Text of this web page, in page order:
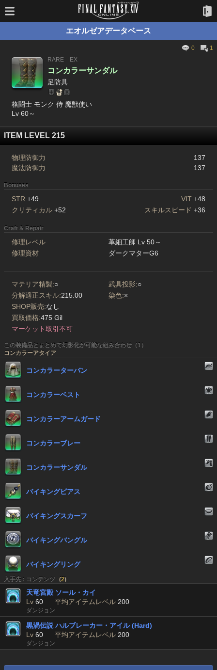
エオルゼアデータベース
0
1
RARE
EX
コンカラーサンダル
足防具
格闘士 モンク 侍 魔獣使い
Lv 60～
ITEM LEVEL 215
物理防御力
137
魔法防御力
137
Bonuses
STR +49 VIT +48
クリティカル +52 スキルスピード +36
Craft & Repair
修理レベル
革細工師 Lv 50～
修理資材
ダークマターG6
マテリア精製:○ 武具投影:○
分解適正スキル:215.00 染色:×
SHOP販売:なし
買取価格:475 Gil
マーケット取引不可
この装備品とまとめて幻影化が可能な組み合わせ（1）
コンカラーアタイア
コンカラーターバン
コンカラーベスト
コンカラーアームガード
コンカラーブレー
コンカラーサンダル
バイキングピアス
バイキングスカーフ
バイキングバングル
バイキングリング
入手先 : コンテンツ (2)
天竜宮殿 ソール・カイ
Lv 60 平均アイテムレベル 200
ダンジョン
黒渦伝説 ハルブレーカー・アイル (Hard)
Lv 60 平均アイテムレベル 200
ダンジョン